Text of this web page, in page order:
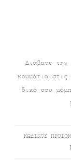
Διάβασε
κομμάτια
δικό σου
τρέχουσα
ΚΩΔΙΚΌΣ